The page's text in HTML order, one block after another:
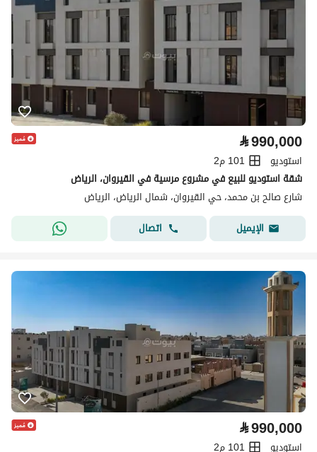
⃁990,000
استوديو
101 م2
شقة استوديو للبيع في مشروع مرسية في القيروان، الرياض
شارع صالح بن محمد، حي القيروان، شمال الرياض، الرياض
الإيميل
اتصال
⃁990,000
استوديو
101 م2